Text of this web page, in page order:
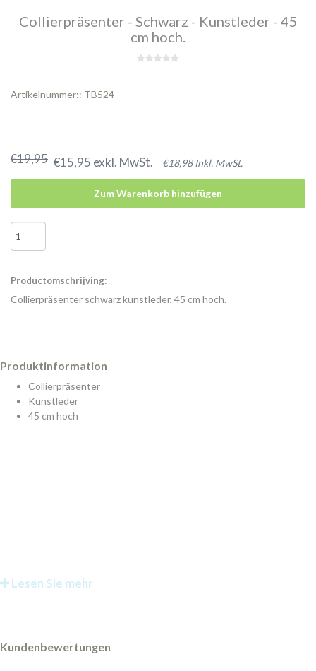
Collierpräsenter - Schwarz - Kunstleder - 45
cm hoch.
Artikelnummer:: TB524
€19,95 €15,95 exkl. MwSt. €18,98 Inkl. MwSt.
Zum Warenkorb hinzufügen
Productomschrijving:
Collierpräsenter schwarz kunstleder, 45 cm hoch.
Produktinformation
Collierpräsenter
Kunstleder
45 cm hoch
Lesen Sie mehr
Kundenbewertungen